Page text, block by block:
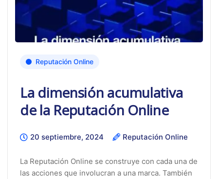
Reputación Online
La dimensión acumulativa
de la Reputación Online
20 septiembre, 2024 Reputación Online
La Reputación Online se construye con cada una de
las acciones que involucran a una marca. También